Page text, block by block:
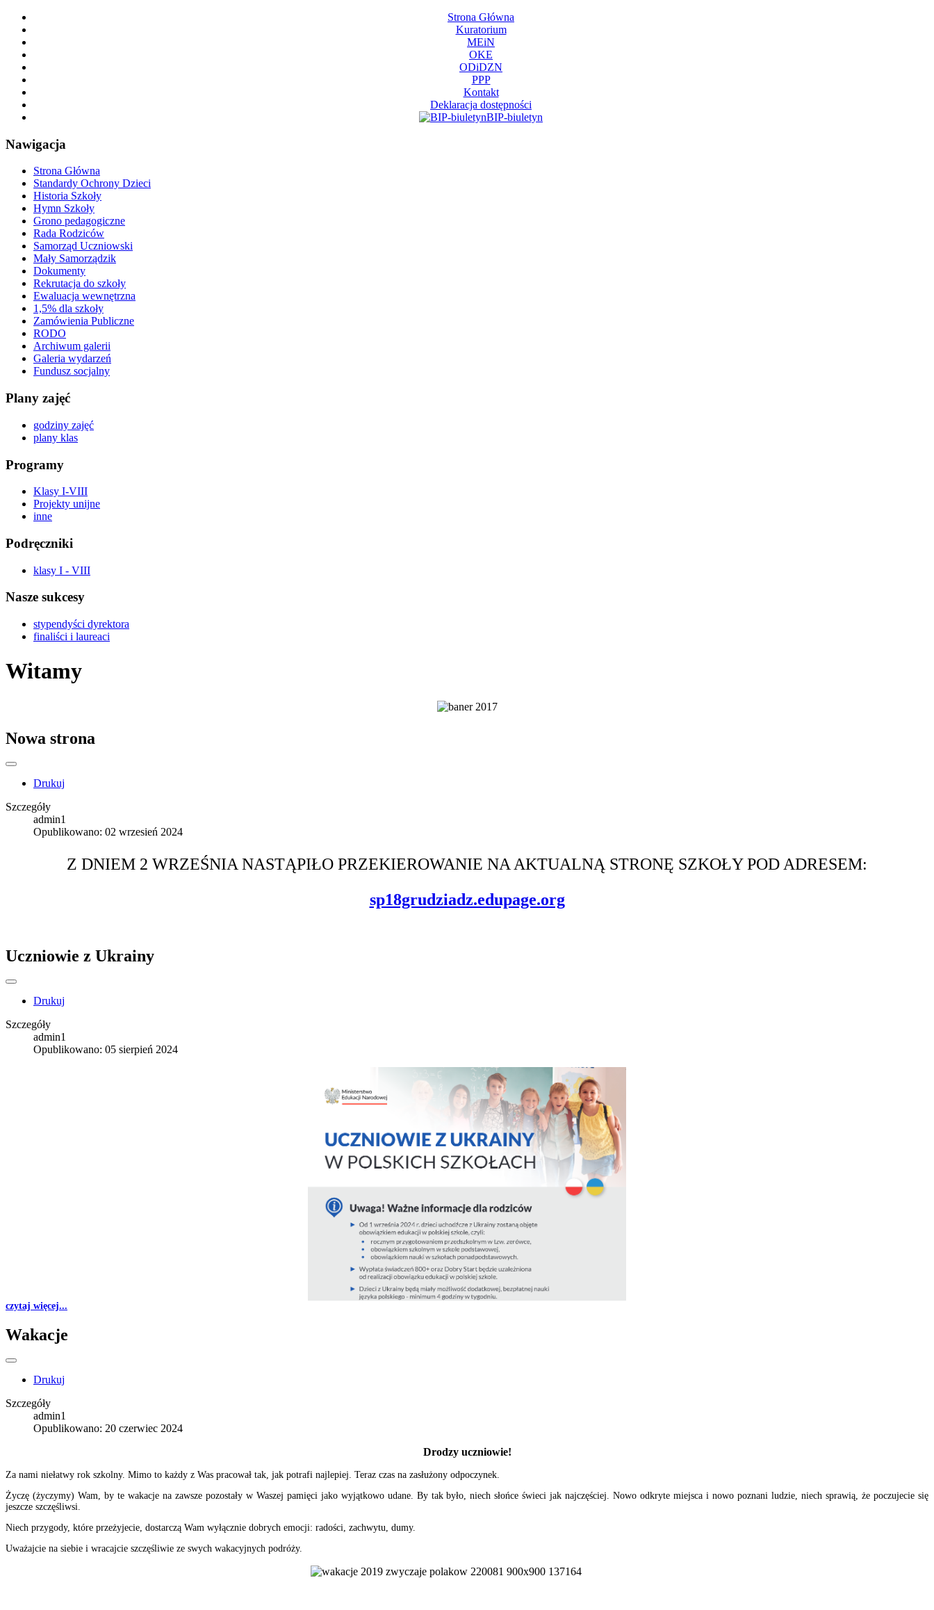
Strona Główna
Kuratorium
MEiN
OKE
ODiDZN
PPP
Kontakt
Deklaracja dostępności
BIP-biuletyn
Nawigacja
Strona Główna
Standardy Ochrony Dzieci
Historia Szkoły
Hymn Szkoły
Grono pedagogiczne
Rada Rodziców
Samorząd Uczniowski
Mały Samorządzik
Dokumenty
Rekrutacja do szkoły
Ewaluacja wewnętrzna
1,5% dla szkoły
Zamówienia Publiczne
RODO
Archiwum galerii
Galeria wydarzeń
Fundusz socjalny
Plany zajęć
godziny zajęć
plany klas
Programy
Klasy I-VIII
Projekty unijne
inne
Podręczniki
klasy I - VIII
Nasze sukcesy
stypendyści dyrektora
finaliści i laureaci
Witamy
Nowa strona
Drukuj
Szczegóły
admin1
Opublikowano: 02 wrzesień 2024
Z DNIEM 2 WRZEŚNIA NASTĄPIŁO PRZEKIEROWANIE NA AKTUALNĄ STRONĘ SZKOŁY POD ADRESEM:
sp18grudziadz.edupage.org
Uczniowie z Ukrainy
Drukuj
Szczegóły
admin1
Opublikowano: 05 sierpień 2024
czytaj więcej...
Wakacje
Drukuj
Szczegóły
admin1
Opublikowano: 20 czerwiec 2024
Drodzy uczniowie!
Za nami niełatwy rok szkolny. Mimo to każdy z Was pracował tak, jak potrafi najlepiej. Teraz czas na zasłużony odpoczynek.
Życzę (życzymy) Wam, by te wakacje na zawsze pozostały w Waszej pamięci jako wyjątkowo udane. By tak było, niech słońce świeci jak najczęściej. Nowo odkryte miejsca i nowo poznani ludzie, niech sprawią, że poczujecie się
jeszcze szczęśliwsi.
Niech przygody, które przeżyjecie, dostarczą Wam wyłącznie dobrych emocji: radości, zachwytu, dumy.
Uważajcie na siebie i wracajcie szczęśliwie ze swych wakacyjnych podróży.